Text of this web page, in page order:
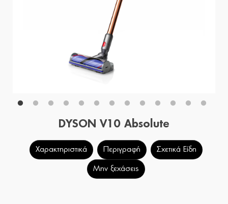
DYSON V10 Absolute
Χαρακτηριστικά Περιγραφή Σχετικά Είδη
Μην ξεχάσεις